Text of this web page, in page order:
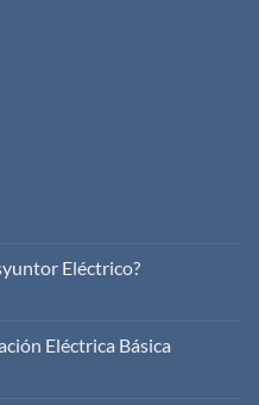
Eléctrico?
Eléctrica Básica